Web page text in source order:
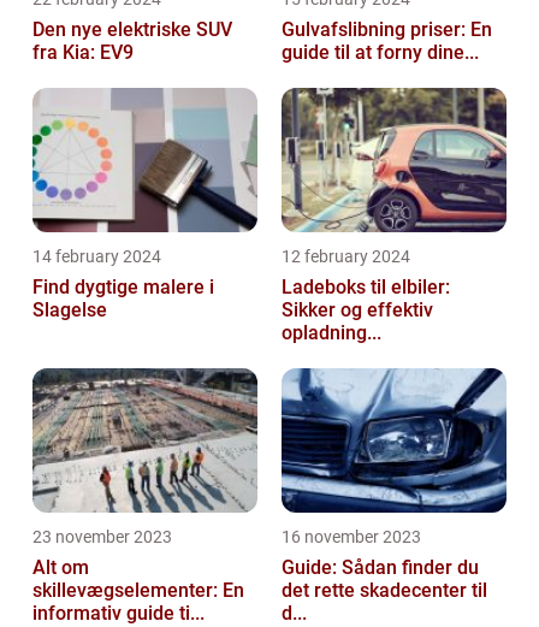
Den nye elektriske SUV
fra Kia: EV9
Gulvafslibning priser: En
guide til at forny dine...
14 february 2024
Find dygtige malere i
Slagelse
12 february 2024
Ladeboks til elbiler:
Sikker og effektiv
opladning...
23 november 2023
Alt om
skillevægselementer: En
informativ guide ti...
16 november 2023
Guide: Sådan finder du
det rette skadecenter til
d...